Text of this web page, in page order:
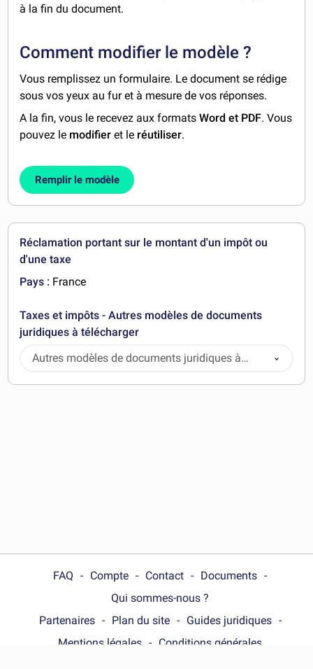
à la fin du document.
Comment modifier le modèle ?
Vous remplissez un formulaire. Le document se rédige
sous vos yeux au fur et à mesure de vos réponses.
A la fin, vous le recevez aux formatsWord et PDF. Vous
pouvez le modifier et le réutiliser.
Remplir le modèle
Réclamation portant sur le montant d'un impôt ou
d'une taxe
Pays : France
Taxes et impôts - Autres modèles de documents
juridiques à télécharger
Autres modèles de documents juridiques à
télécharger
FAQ Compte Contact
Documents
Qui sommes-nous ?
Partenaires
Plan du site
Guides juridiques
Mentions légales
Conditions générales